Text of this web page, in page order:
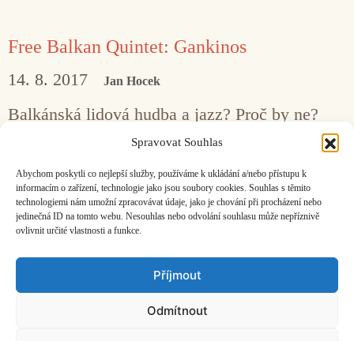
Spravovat Souhlas
Abychom poskytli co nejlepší služby, používáme k ukládání a/nebo přístupu k
informacím o zařízení, technologie jako jsou soubory cookies. Souhlas s těmito
technologiemi nám umožní zpracovávat údaje, jako je chování při procházení nebo
jedinečná ID na tomto webu. Nesouhlas nebo odvolání souhlasu může nepříznivě
ovlivnit určité vlastnosti a funkce.
Příjmout
Odmítnout
Free Balkan Quintet: Gankinos
14. 8. 2017 Jan Hocek
Balkánská lidová hudba a jazz? Proč by ne?
Balkánská lidová hudba a soudobá vážná
hudba? Proč ne? Balkánská lidová hudba
a volná improvizace? Proč by ne?